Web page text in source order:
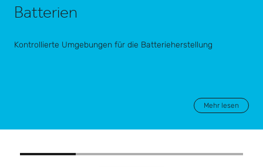
Batterien
Kontrollierte Umgebungen für die Batterieherstellung
Mehr lesen